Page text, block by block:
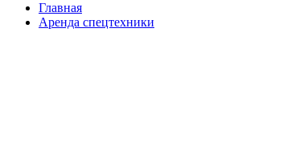
Главная
Аренда спецтехники